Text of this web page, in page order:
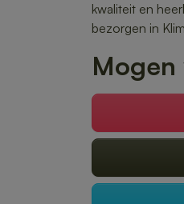
kwaliteit en
bezorgen in